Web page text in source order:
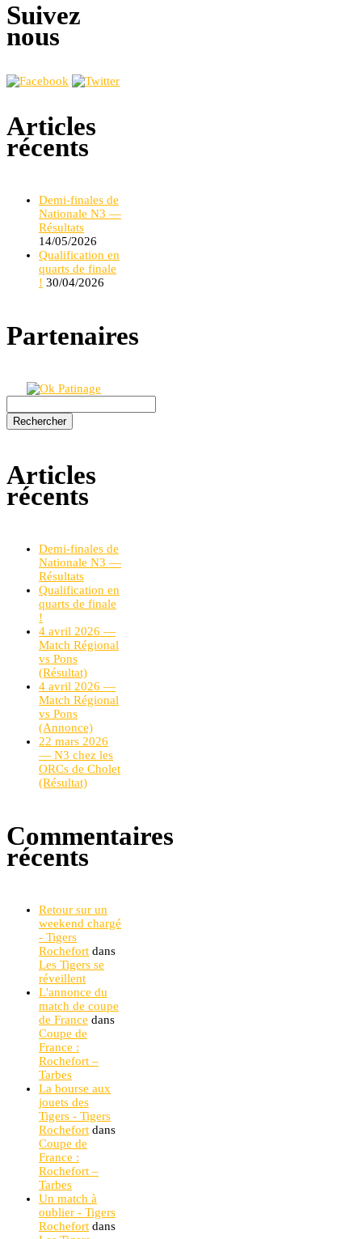
Suivez
nous
Articles
récents
Demi-finales de
Nationale N3 —
Résultats
14/05/2026
Qualification en
quarts de finale
! 30/04/2026
Partenaires
Rechercher :
Articles
récents
Demi-finales de
Nationale N3 —
Résultats
Qualification en
quarts de finale
!
4 avril 2026 —
Match Régional
vs Pons
(Résultat)
4 avril 2026 —
Match Régional
vs Pons
(Annonce)
22 mars 2026
— N3 chez les
ORCs de Cholet
(Résultat)
Commentaires
récents
Retour sur un
weekend chargé
- Tigers
Rochefort dans
Les Tigers se
réveillent
L'annonce du
match de coupe
de France dans
Coupe de
France :
Rochefort –
Tarbes
La bourse aux
jouets des
Tigers - Tigers
Rochefort dans
Coupe de
France :
Rochefort –
Tarbes
Un match à
oublier - Tigers
Rochefort dans